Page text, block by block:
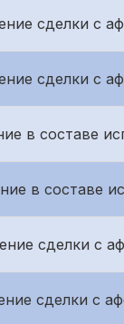
сделки с
сделки с
в составе
в составе
сделки с
сделки с